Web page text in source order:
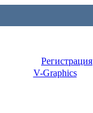
Регистрация
V-Graphics